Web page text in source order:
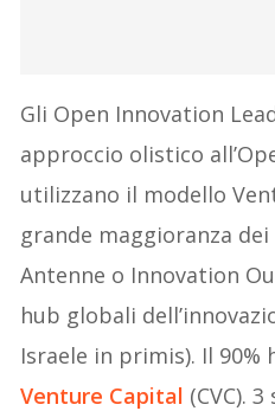
Gli Open Innovation
approccio olistico
utilizzano il modello
grande maggioranza
Antenne o Innovation
hub globali
Israele in primis). Il 90%
Venture Capital (CVC).